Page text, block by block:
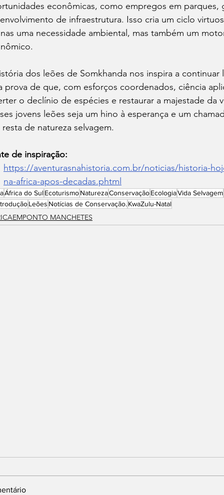
econômicas, como empregos em parques,
de infraestrutura. Isso cria um ciclo
uma necessidade ambiental, mas também um
dos leões de Somkhanda nos inspira a
prova de que, com esforços coordenados, ciência
o declínio de espécies e restaurar a majestade
jovens leões seja um hino à esperança e um
de natureza selvagem.
de inspiração:
https://aventurasnahistoria.com.br/noticias/historia-
na-africa-apos-decadas.phtml
África do SulEcoturismoNaturezaConservaçãoEcologiaVida Selvagem
Leões Notícias de Conservação.KwaZulu-Natal
MANCHETES